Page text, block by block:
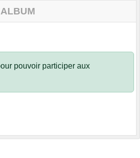
pouvoir participer aux